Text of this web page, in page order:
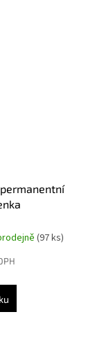
(97 ks)